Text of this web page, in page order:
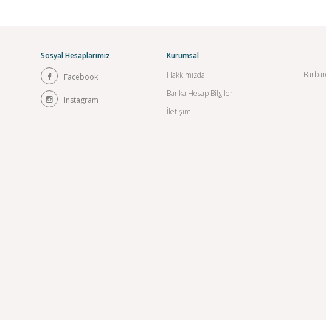
Sosyal Hesaplarımız
Facebook
Instagram
Kurumsal
Hakkımızda
Banka Hesap Bilgileri
İletişim